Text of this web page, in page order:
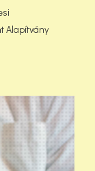
Alapítvány